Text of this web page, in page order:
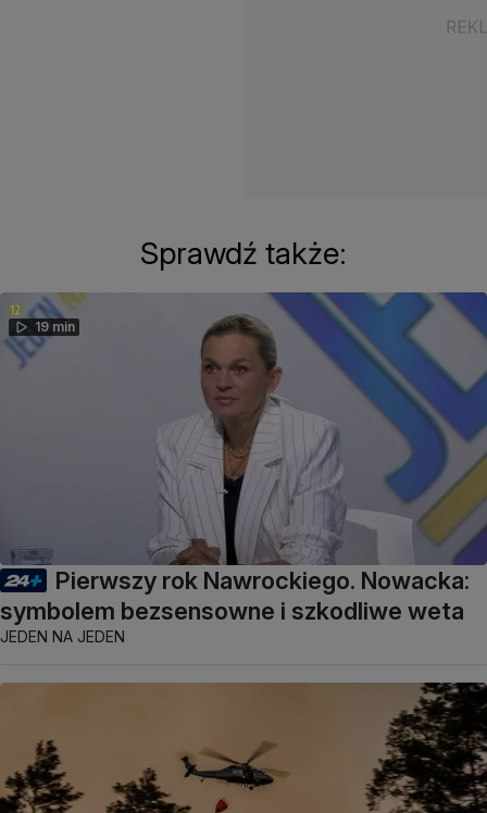
Sprawdź także:
19 min
Pierwszy rok Nawrockiego. Nowacka:
symbolem bezsensowne i szkodliwe weta
JEDEN NA JEDEN